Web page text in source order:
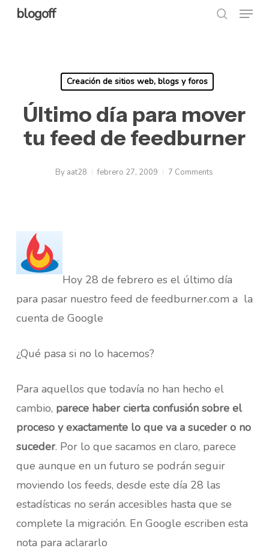
Skipblogoff Menu
Creación de sitios web, blogs y foros
Último día para mover
tu feed de feedburner
By aat28 febrero 27, 2009 7 Comments
Hoy 28 de febrero es el último día
para pasar nuestro feed de feedburner.com a la
cuenta de Google
¿Qué pasa si no lo hacemos?
Para aquellos que todavía no han hecho el
cambio, parece haber cierta confusión sobre el
proceso y exactamente lo que va a suceder o no
suceder. Por lo que sacamos en claro, parece
que aunque en un futuro se podrán seguir
moviendo los feeds, desde este día 28 las
estadísticas no serán accesibles hasta que se
complete la migración. En Google escriben esta
nota para aclararlo